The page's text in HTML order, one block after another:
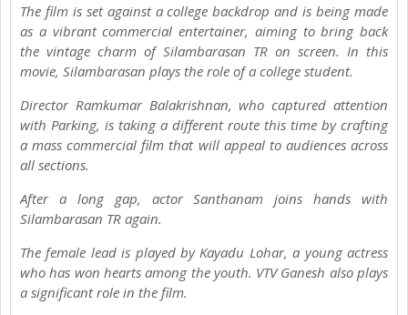
The film is set against a college backdrop and is being made
as a vibrant commercial entertainer, aiming to bring back
the vintage charm of Silambarasan TR on screen. In this
movie, Silambarasan plays the role of a college student.
Director Ramkumar Balakrishnan, who captured attention
with Parking, is taking a different route this time by crafting
a mass commercial film that will appeal to audiences across
all sections.
After a long gap, actor Santhanam joins hands with
Silambarasan TR again.
The female lead is played by Kayadu Lohar, a young actress
who has won hearts among the youth. VTV Ganesh also plays
a significant role in the film.